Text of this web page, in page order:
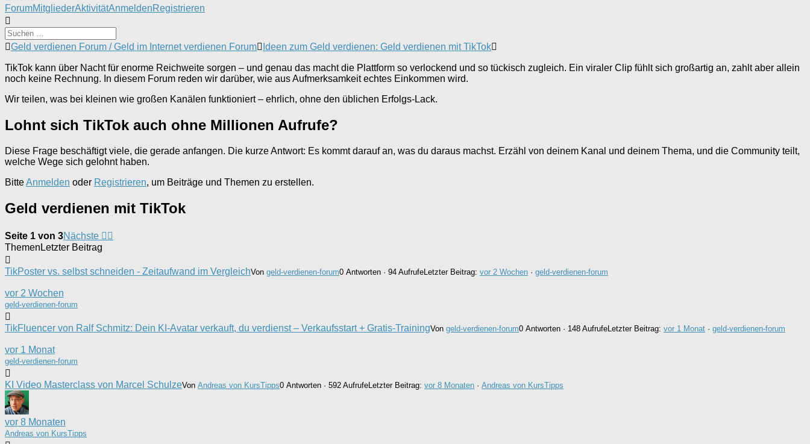
Forum-
Navigation
ForumMitgliederAktivitätAnmeldenRegistrieren
Forum-
-
Du
hier:
Geld verdienen Forum / Geld im Internet verdienen Forum Ideen zum Geld verdienen: Geld verdienen mit TikTok
TikTok kann über Nacht für enorme Reichweite sorgen – und genau das macht die Plattform so verlockend und so tückisch zugleich. Ein viraler Clip fühlt sich großartig an, zahlt aber allein
noch keine Rechnung. In diesem Forum reden wir darüber, wie aus Aufmerksamkeit echtes Einkommen wird.
Wir teilen, was bei kleinen wie großen Kanälen funktioniert – ehrlich, ohne den üblichen Erfolgs-Lack.
Lohnt sich TikTok auch ohne Millionen Aufrufe?
Diese Frage beschäftigt viele, die gerade anfangen. Die kurze Antwort: Es kommt darauf an, was du daraus machst. Erzähl von deinem Kanal und deinem Thema, und die Community teilt,
welche Wege sich gelohnt haben.
BitteAnmelden oder Registrieren, um Beiträge und Themen zu erstellen.
Geld verdienen mit TikTok
Seite 1 von 3Nächste
Themen Letzter Beitrag
TikPoster vs. selbst schneiden - Zeitaufwand im VergleichVon geld-verdienen-forum0 Antworten · 94 AufrufeLetzter Beitrag: vor 2 Wochen · geld-verdienen-forum
vor 2 Wochen
geld-verdienen-forum
TikFluencer von Ralf Schmitz: Dein KI-Avatar verkauft, du verdienst – Verkaufsstart + Gratis-TrainingVon geld-verdienen-forum0 Antworten · 148 AufrufeLetzter Beitrag: vor 1 Monat · geld-verdienen-forum
vor 1 Monat
geld-verdienen-forum
KI Video Masterclass von Marcel SchulzeVon Andreas von KursTipps0 Antworten · 592 AufrufeLetzter Beitrag: vor 8 Monaten · Andreas von KursTipps
vor 8 Monaten
Andreas von KursTipps